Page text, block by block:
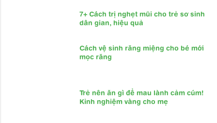
7+ Cách trị nghẹt mũi cho trẻ sơ sinh
dân gian, hiệu quả
Cách vệ sinh răng miệng cho bé mới
mọc răng
Trẻ nên ăn gì để mau lành cảm cúm!
Kinh nghiệm vàng cho mẹ